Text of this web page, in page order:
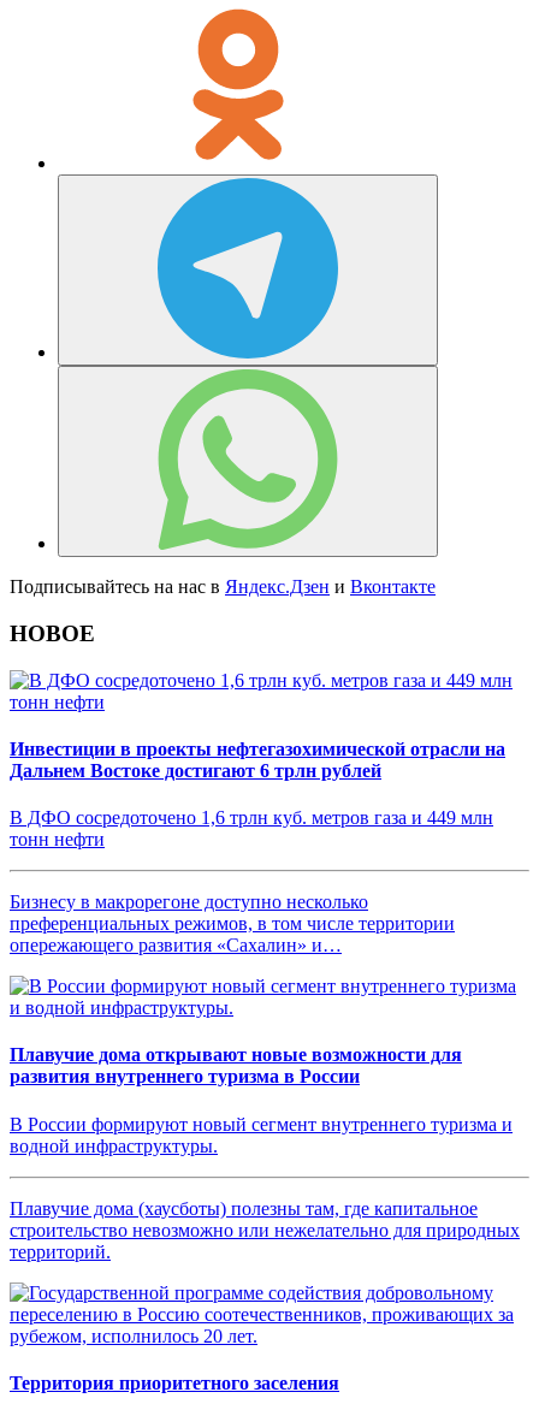
Подписывайтесь на нас в Яндекс.Дзен и Вконтакте
НОВОЕ
Инвестиции в проекты нефтегазохимической отрасли на
Дальнем Востоке достигают 6 трлн рублей
В ДФО сосредоточено 1,6 трлн куб. метров газа и 449 млн
тонн нефти
Бизнесу в макрорегоне доступно несколько
преференциальных режимов, в том числе территории
опережающего развития «Сахалин» и…
Плавучие дома открывают новые возможности для
развития внутреннего туризма в России
В России формируют новый сегмент внутреннего туризма и
водной инфраструктуры.
Плавучие дома (хаусботы) полезны там, где капитальное
строительство невозможно или нежелательно для природных
территорий.
Территория приоритетного заселения